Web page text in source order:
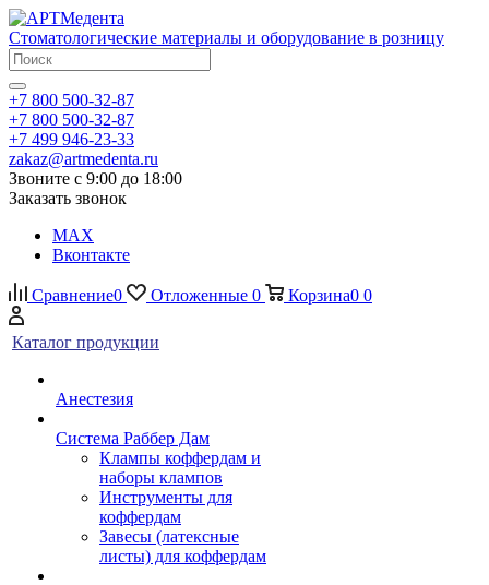
Стоматологические материалы и оборудование в розницу
+7 800 500-32-87
+7 800 500-32-87
+7 499 946-23-33
zakaz@artmedenta.ru
Звоните с 9:00 до 18:00
Заказать звонок
MAX
Вконтакте
Сравнение0 Отложенные 0 Корзина0 0
Каталог продукции
Анестезия
Система Раббер Дам
Клампы коффердам и
наборы клампов
Инструменты для
коффердам
Завесы (латексные
листы) для коффердам